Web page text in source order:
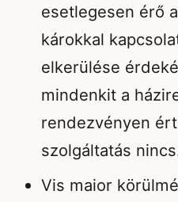
esetlegesen érő
károkkal
elkerülése
mindenkit a
rendezvényen
szolgáltatás
Vis maior